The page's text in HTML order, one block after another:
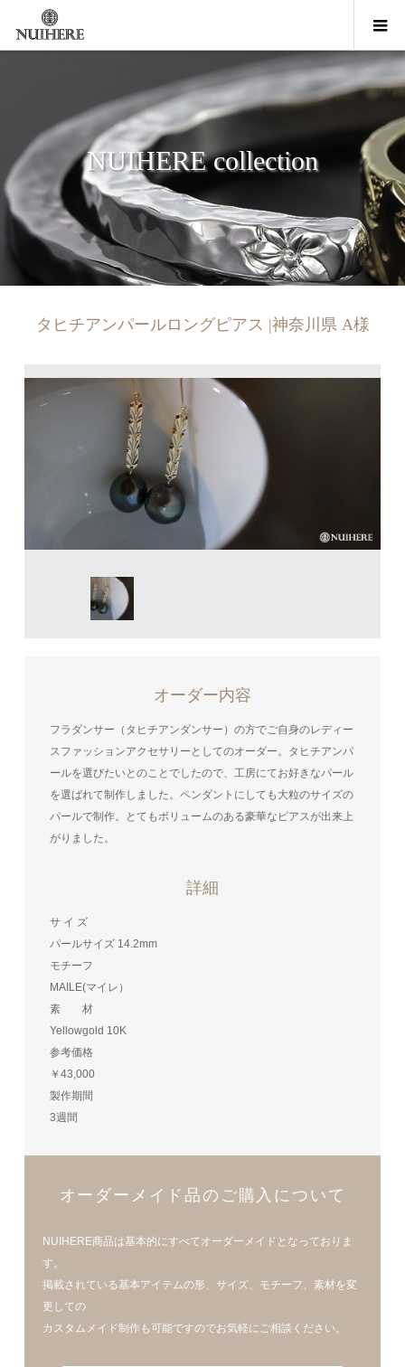
NUIHERE collection
タヒチアンパールロングピアス |神奈川県 A様
オーダー内容
フラダンサー（タヒチアンダンサー）の方でご自身のレディー
スファッションアクセサリーとしてのオーダー。タヒチアンパ
ールを選びたいとのことでしたので、工房にてお好きなパール
を選ばれて制作しました。ペンダントにしても大粒のサイズの
パールで制作。とてもボリュームのある豪華なピアスが出来上
がりました。
詳細
サ イ ズ
パールサイズ 14.2mm
モチーフ
MAILE(マイレ）
素 材
Yellowgold 10K
参考価格
￥43,000
製作期間
3週間
オーダーメイド品のご購入について
NUIHERE商品は基本的にすべてオーダーメイドとなっておりま
す。
掲載されている基本アイテムの形、サイズ、モチーフ、素材を変
更しての
カスタムメイド制作も可能ですのでお気軽にご相談ください。